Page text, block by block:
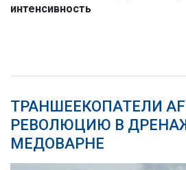
интенсивность
ТРАНШЕЕКОПАТЕЛИ
РЕВОЛЮЦИЮ В
МЕДОВАРНЕ